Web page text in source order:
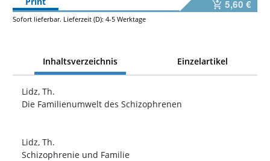
5,60 €
Sofort lieferbar. Lieferzeit (D): 4-5 Werktage
Inhaltsverzeichnis Einzelartikel
Lidz, Th.
Die Familienumwelt des Schizophrenen
Lidz, Th.
Schizophrenie und Familie